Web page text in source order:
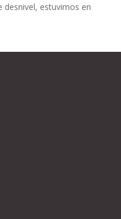
estuvimos en